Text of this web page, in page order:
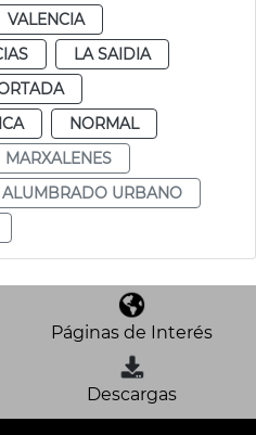
VALENCIA
LA SAIDIA
NORMAL
MARXALENES
ALUMBRADO URBANO
Páginas de Interés
Descargas